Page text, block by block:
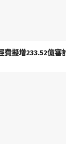
費擬增233.52億審